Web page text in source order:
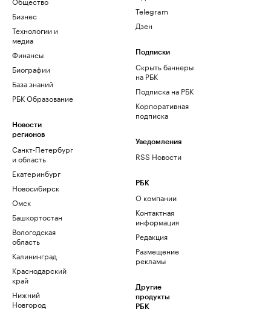
Бизнес
Технологии и
медиа
Финансы
Биографии
База знаний
РБК Образование
Новости
регионов
Санкт-Петербург
и область
Екатеринбург
Новосибирск
Омск
Башкортостан
Вологодская
область
Калининград
Краснодарский
край
Нижний
Новгород
Telegram
Дзен
Подписки
Скрыть баннеры
на РБК
Подписка на РБК
Корпоративная
подписка
Уведомления
RSS Новости
РБК
О компании
Контактная
информация
Редакция
Размещение
рекламы
Другие
продукты
РБК